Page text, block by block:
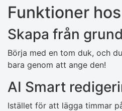
Funktioner
Skapa från
Börja med en tom duk, och
bara genom att ange den!
AI Smart
Istället för att lägga timmar